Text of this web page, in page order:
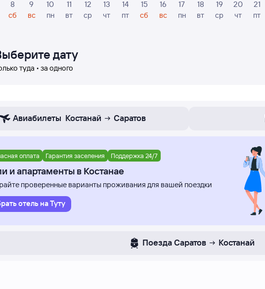
8
сб
9
вс
10
пн
11
вт
12
ср
13
чт
14
пт
15
сб
16
вс
17
пн
18
вт
19
ср
20
чт
21
пт
дату
туда • за одного
Авиабилеты Костанай Саратов
оплата Гарантия заселения Поддержка 24/7
и апартаменты в Костанае
проверенные варианты проживания для вашей поездки
отель на Туту
Поезда Саратов Костанай